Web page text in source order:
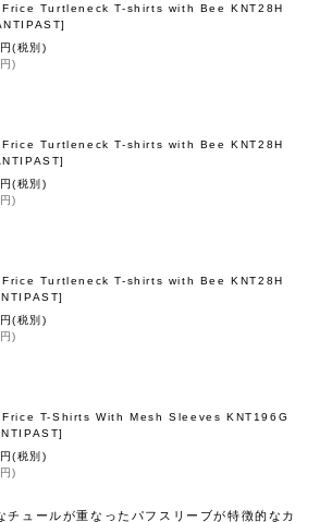
Turtleneck T-shirts with Bee KNT28H
]
円(税別)
円)
Turtleneck T-shirts with Bee KNT28H
]
円(税別)
円)
Turtleneck T-shirts with Bee KNT28H
]
円(税別)
円)
T-Shirts With Mesh Sleeves KNT196G
]
円(税別)
円)
チュールが重なったパフスリーブが特徴的なカ